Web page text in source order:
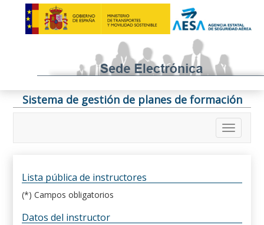
Sistema de gestión de planes de formación
Lista pública de instructores
(*) Campos obligatorios
Datos del instructor